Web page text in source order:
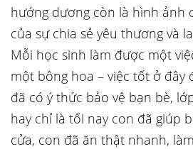
hướng dương còn là hình ảnh
của sự chia sẻ yêu thương và
Mỗi học sinh làm được một
một bông hoa – việc tốt ở đây
đã có ý thức bảo vệ bạn bè,
hay chỉ là tối nay con đã giúp
cửa, con đã ăn thật nhanh,